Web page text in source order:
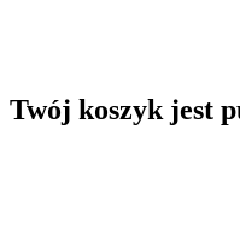
Twój koszyk jest